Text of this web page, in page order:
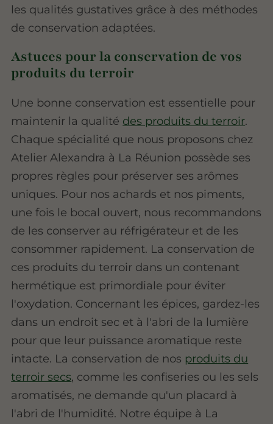
les qualités gustatives grâce à des méthodes
de conservation adaptées.
Astuces pour la conservation de vos
produits du terroir
Une bonne conservation est essentielle pour
maintenir la qualité des produits du terroir.
Chaque spécialité que nous proposons chez
Atelier Alexandra à La Réunion possède ses
propres règles pour préserver ses arômes
uniques. Pour nos achards et nos piments,
une fois le bocal ouvert, nous recommandons
de les conserver au réfrigérateur et de les
consommer rapidement. La conservation de
ces produits du terroir dans un contenant
hermétique est primordiale pour éviter
l'oxydation. Concernant les épices, gardez-les
dans un endroit sec et à l'abri de la lumière
pour que leur puissance aromatique reste
intacte. La conservation de nos produits du
terroir secs, comme les confiseries ou les sels
aromatisés, ne demande qu'un placard à
l'abri de l'humidité. Notre équipe à La